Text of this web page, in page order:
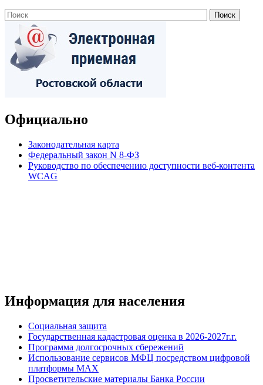
Официально
Законодательная карта
Федеральный закон N 8-ФЗ
Руководство по обеспечению доступности веб-контента
WCAG
Информация для населения
Социальная защита
Государственная кадастровая оценка в 2026-2027г.г.
Программа долгосрочных сбережений
Использование сервисов МФЦ посредством цифровой
платформы MAX
Просветительские материалы Банка России